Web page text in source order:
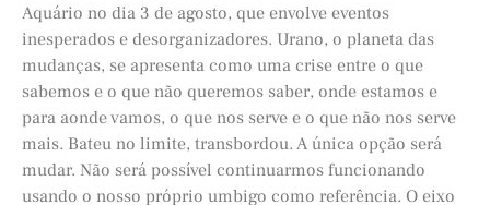
Aquário no dia 3 de agosto, que envolve eventos
inesperados e desorganizadores. Urano, o planeta das
mudanças, se apresenta como uma crise entre o que
sabemos e o que não queremos saber, onde estamos e
para aonde vamos, o que nos serve e o que não nos serve
mais. Bateu no limite, transbordou. A única opção será
mudar. Não será possível continuarmos funcionando
usando o nosso próprio umbigo como referência. O eixo